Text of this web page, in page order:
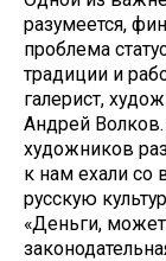
разумеется,
проблема
традиции и
галерист,
Андрей Волков.
художников
к нам ехали со
русскую
«Деньги,